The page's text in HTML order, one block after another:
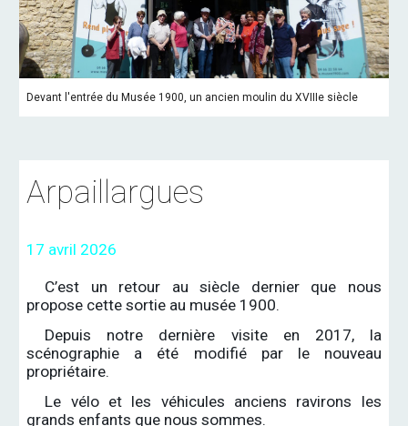
Devant l'entrée du Musée 1900, un ancien moulin du XVIIIe siècle
Arpaillargues
17 avril 2026
C’est un retour au siècle dernier que nous
propose cette sortie au musée 1900.
Depuis notre dernière visite en 2017, la
scénographie a été modifié par le nouveau
propriétaire.
Le vélo et les véhicules anciens ravirons les
grands enfants que nous sommes.